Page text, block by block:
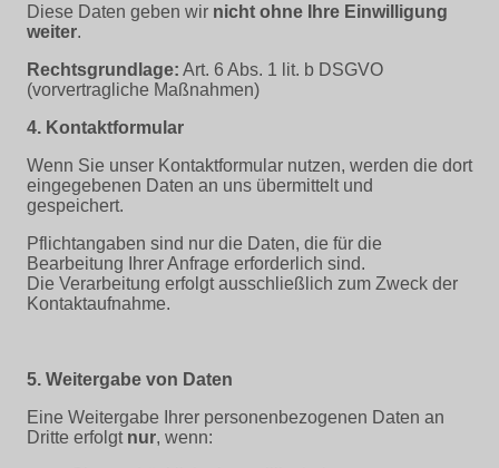
Diese Daten geben wir nicht ohne Ihre Einwilligung
weiter.
Rechtsgrundlage: Art. 6 Abs. 1 lit. b DSGVO
(vorvertragliche Maßnahmen)
4. Kontaktformular
Wenn Sie unser Kontaktformular nutzen, werden die dort
eingegebenen Daten an uns übermittelt und
gespeichert.
Pflichtangaben sind nur die Daten, die für die
Bearbeitung Ihrer Anfrage erforderlich sind.
Die Verarbeitung erfolgt ausschließlich zum Zweck der
Kontaktaufnahme.
5. Weitergabe von Daten
Eine Weitergabe Ihrer personenbezogenen Daten an
Dritte erfolgt nur, wenn: